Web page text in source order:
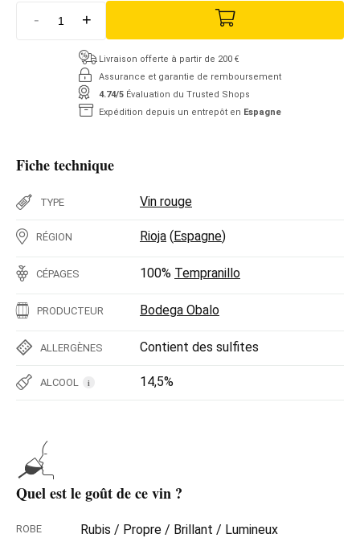
- +
Livraison offerte à partir de 200 €
Assurance et garantie de remboursement
4.74/5 Évaluation du Trusted Shops
Expédition depuis un entrepôt en Espagne
Fiche technique
TYPE Vin rouge
RÉGION Rioja (Espagne)
CÉPAGES 100% Tempranillo
PRODUCTEUR Bodega Obalo
ALLERGÈNES Contient des sulfites
ALCOOL i 14,5%
Quel est le goût de ce vin ?
ROBE Rubis / Propre / Brillant / Lumineux